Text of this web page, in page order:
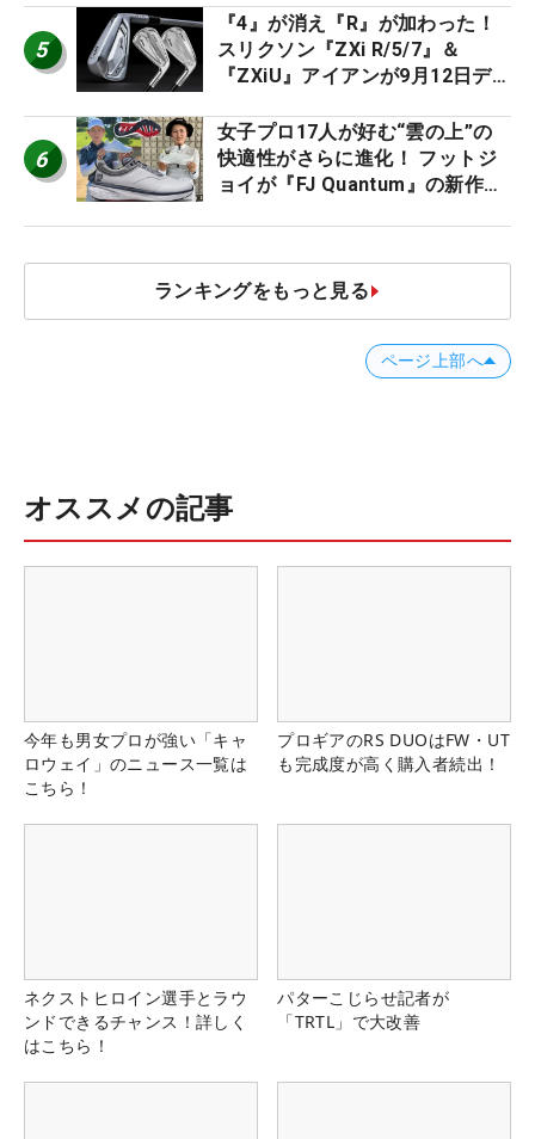
5
『4』が消え『R』が加わった！
スリクソン『ZXi R/5/7』＆
『ZXiU』アイアンが9月12日デ
6
女子プロ17人が好む“雲の上”の
快適性がさらに進化！ フットジ
ョイが『FJ Quantum』の新作を
ランキングをもっと見る
ページ上部へ
オススメの記事
今年も男女プロが強い「キャ
ロウェイ」のニュース一覧は
こちら！
プロギアのRS DUOはFW・UT
も完成度が高く購入者続出！
ネクストヒロイン選手とラウ
ンドできるチャンス！詳しく
はこちら！
パターこじらせ記者が
「TRTL」で大改善